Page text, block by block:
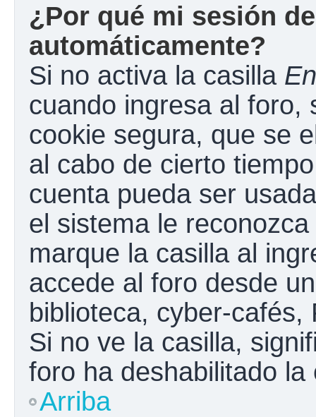
¿Por qué mi sesión
automáticamente?
Si no activa la casilla
cuando ingresa al foro,
cookie segura, que se
al cabo de cierto
cuenta pueda ser
el sistema le
marque la casilla al
accede al foro desde
biblioteca, cyber-
Si no ve la casilla,
foro ha deshabilitado la
Arriba